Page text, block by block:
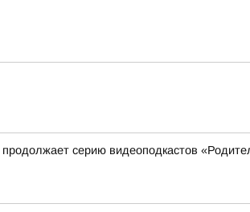
серию видеоподкастов